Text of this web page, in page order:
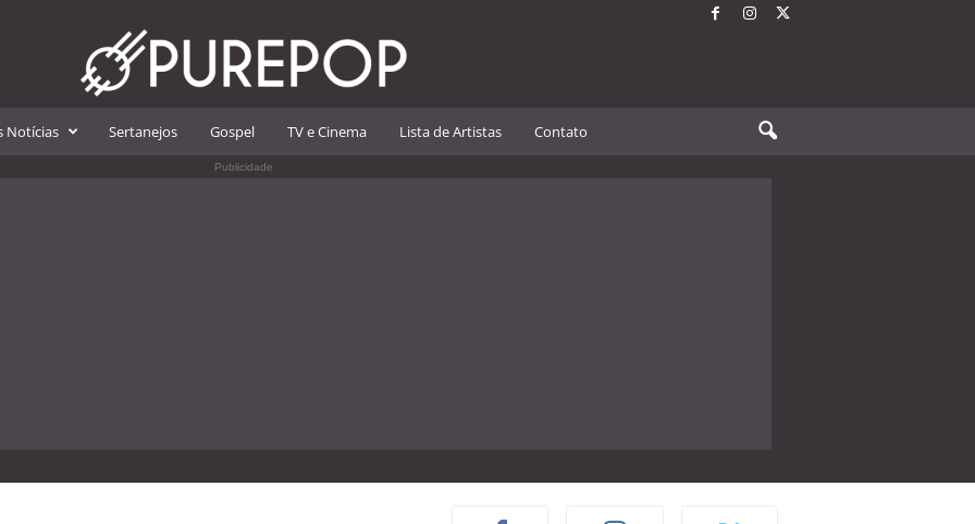
Notícias Sertanejos Gospel TV e Cinema Lista de Artistas Contato
Publicidade